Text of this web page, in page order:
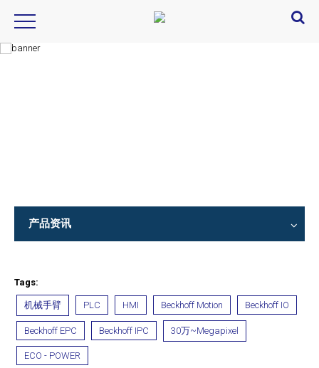
产品资讯
Tags:
机械手臂 PLC HMI Beckhoff Motion Beckhoff IO
Beckhoff EPC Beckhoff IPC 30万~Megapixel
ECO - POWER